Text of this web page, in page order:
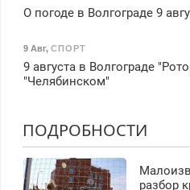
О погоде в Волгограде 9
9 Авг, СПОРТ
9 августа в Волгограде
"Челябинском"
ПОДРОБНОСТИ
разбор